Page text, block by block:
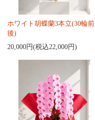
ホワイト胡蝶蘭3本立(30輪前
後)
20,000円(税込22,000円)